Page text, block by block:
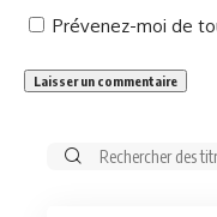
Prévenez-moi de
Rechercher: